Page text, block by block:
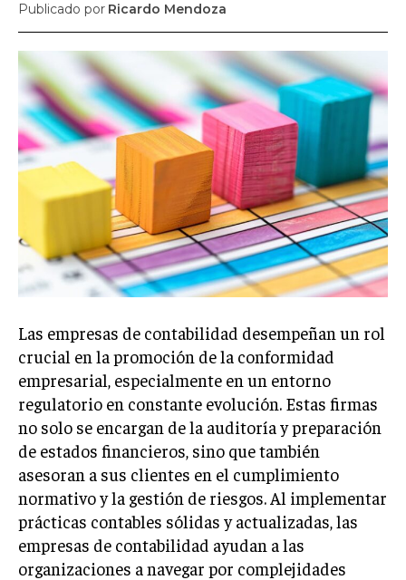
SUBSCRIBE
Welcome to Liberty Case
We have a curated list of the most noteworthy news from all
across the globe. With any subscription plan, you get access
exclusive articles that let you stay ahead of the curve.
Your Profile
NEWS LIFESTYLE PUBLIC OPINION
LIFESTYLE
Publicado por Ricardo Mendoza
Las empresas de contabilidad desempeñan un rol
crucial en la promoción de la conformidad
empresarial, especialmente en un entorno
regulatorio en constante evolución. Estas firmas
no solo se encargan de la auditoría y preparación
de estados financieros, sino que también
asesoran a sus clientes en el cumplimiento
normativo y la gestión de riesgos. Al implementar
prácticas contables sólidas y actualizadas, las
empresas de contabilidad ayudan a las
organizaciones a navegar por complejidades